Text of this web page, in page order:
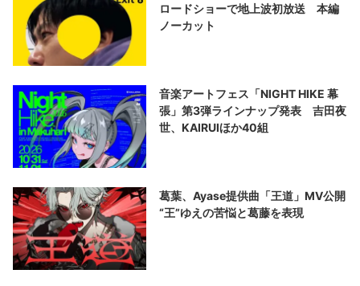
ロードショーで地上波初放送 本編
ノーカット
音楽アートフェス「NIGHT HIKE 幕
張」第3弾ラインナップ発表 吉田夜
世、KAIRUIほか40組
葛葉、Ayase提供曲「王道」MV公開
“王”ゆえの苦悩と葛藤を表現